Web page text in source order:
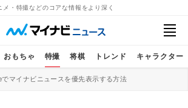
メ・特撮などのコアな情報をより深く
おもちゃ 特撮 将棋 トレンド キャラクター
マイナビニュースを優先表示する方法